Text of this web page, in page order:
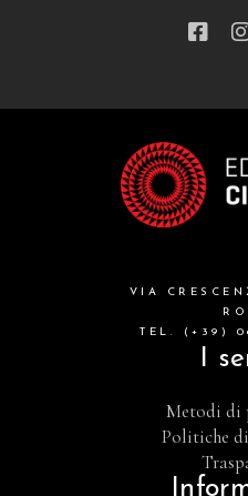
VIA
TEL. (+39)
I
Metodi di
Politiche